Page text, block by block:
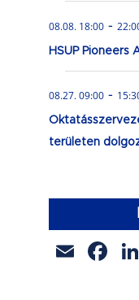
08.08. 18:00 -
HSUP Pioneers
08.27. 09:00 -
területen
Email